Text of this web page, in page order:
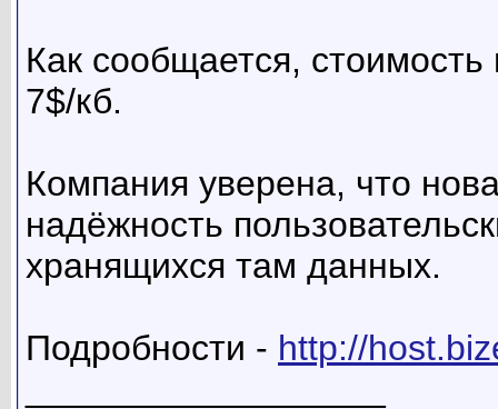
Как сообщается, стоимость
7$/кб.
Компания уверена, что
надёжность
хранящихся там данных.
Подробности - http://